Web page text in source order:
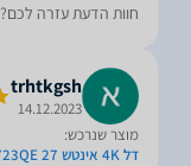
חוות הדעת עזרה לכם?
trhtkgsh
14.12.2023
מוצר שנרכש:
דל 4K אינטש 27 Dell UltraSharp U2723QE מחשב מסך